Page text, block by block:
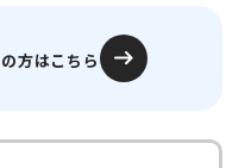
の方はこちら